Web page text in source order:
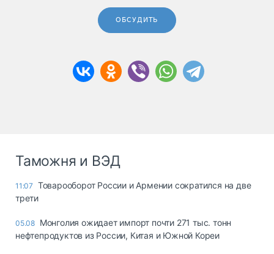
ОБСУДИТЬ
Таможня и ВЭД
11:07 Товарооборот России и Армении сократился на две
трети
05.08 Монголия ожидает импорт почти 271 тыс. тонн
нефтепродуктов из России, Китая и Южной Кореи